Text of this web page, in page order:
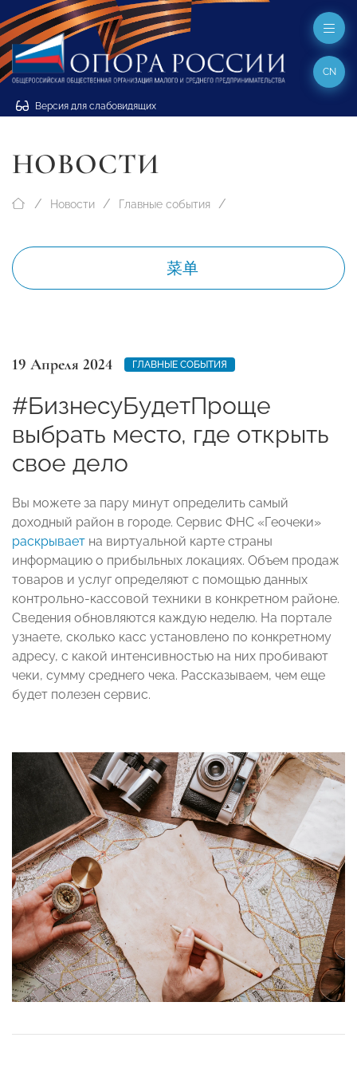
Версия для слабовидящих
CN
НОВОСТИ
Новости Главные события
菜单
19 Апреля 2024 ГЛАВНЫЕ СОБЫТИЯ
#БизнесуБудетПроще
выбрать место, где открыть
свое дело
Вы можете за пару минут определить самый
доходный район в городе. Сервис ФНС «Геочеки»
раскрывает на виртуальной карте страны
информацию о прибыльных локациях. Объем продаж
товаров и услуг определяют с помощью данных
контрольно-кассовой техники в конкретном районе.
Сведения обновляются каждую неделю. На портале
узнаете, сколько касс установлено по конкретному
адресу, с какой интенсивностью на них пробивают
чеки, сумму среднего чека. Рассказываем, чем еще
будет полезен сервис.